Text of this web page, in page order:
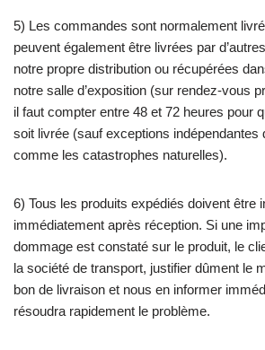
5) Les commandes sont normalement
peuvent également être livrées par
notre propre distribution ou récupérées
notre salle d’exposition (sur rendez-vous
il faut compter entre 48 et 72 heures pour
soit livrée (sauf exceptions indépendantes
comme les catastrophes naturelles).
6) Tous les produits expédiés doivent être
immédiatement après réception. Si une
dommage est constaté sur le produit, le
la société de transport, justifier dûment le
bon de livraison et nous en informer
résoudra rapidement le problème.